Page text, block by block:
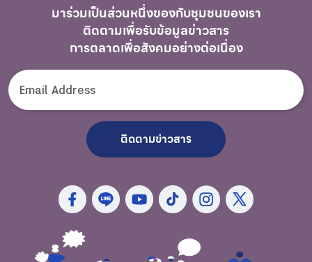
มาร่วมเป็นส่วนหนึ่งของกับชุมชนของเรา
ติดตามเพื่อรับข้อมูลข่าวสาร
การตลาดเพื่อสังคมอย่างต่อเนื่อง
ติดตามข่าวสาร